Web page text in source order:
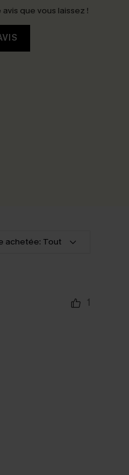
que vous laissez !
achetée: Tout
1